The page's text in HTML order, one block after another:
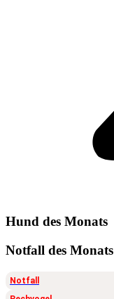
Hund des Monats
Notfall des Monats
Notfall